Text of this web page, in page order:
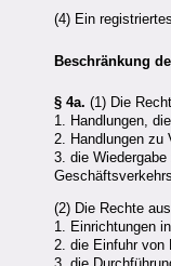
(4) Ein
Beschränkung
§ 4a. (1) Die
1. Handlungen,
2. Handlungen zu
3. die
(2) Die Rechte
1. Einrichtungen
2. die Einfuhr von